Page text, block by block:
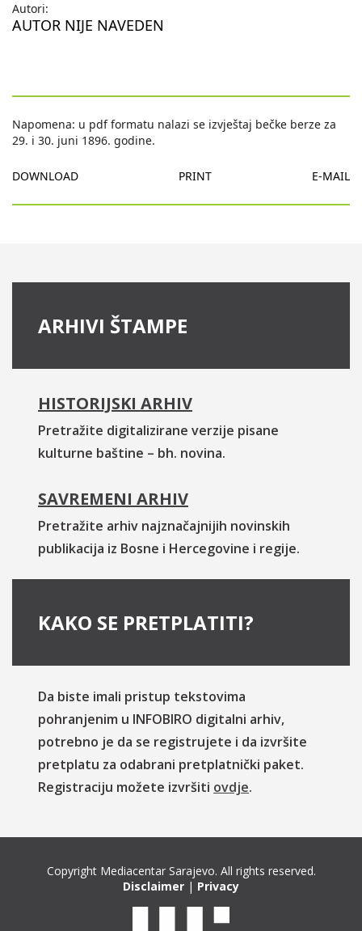
Autori:
AUTOR NIJE NAVEDEN
Napomena: u pdf formatu nalazi se izvještaj bečke berze za
29. i 30. juni 1896. godine.
DOWNLOAD PRINT E-MAIL
ARHIVI ŠTAMPE
HISTORIJSKI ARHIV
Pretražite digitalizirane verzije pisane
kulturne baštine – bh. novina.
SAVREMENI ARHIV
Pretražite arhiv najznačajnijih novinskih
publikacija iz Bosne i Hercegovine i regije.
KAKO SE PRETPLATITI?
Da biste imali pristup tekstovima
pohranjenim u INFOBIRO digitalni arhiv,
potrebno je da se registrujete i da izvršite
pretplatu za odabrani pretplatnički paket.
Registraciju možete izvršiti ovdje.
Copyright Mediacentar Sarajevo. All rights reserved.
Disclaimer | Privacy